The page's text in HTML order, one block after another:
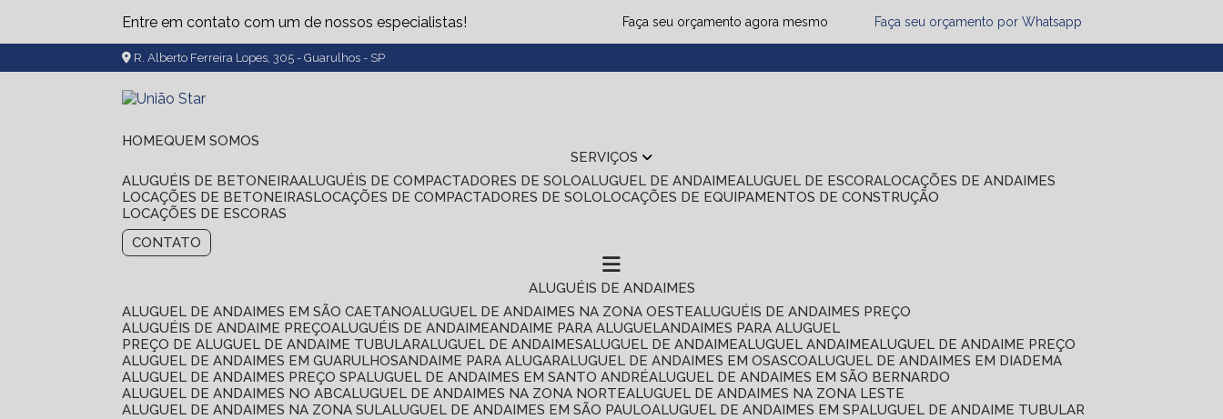
Entre em contato com um de nossos especialistas! Faça seu orçamento agora mesmo Faça seu orçamento por Whatsapp
R. Alberto Ferreira Lopes, 305 - Guarulhos - SP
HOME
QUEM SOMOS
SERVIÇOS
ALUGUÉIS DE BETONEIRA ALUGUÉIS DE COMPACTADORES DE SOLO ALUGUEL DE ANDAIME ALUGUEL DE ESCORA LOCAÇÕES DE ANDAIMES
LOCAÇÕES DE BETONEIRAS LOCAÇÕES DE COMPACTADORES DE SOLO LOCAÇÕES DE EQUIPAMENTOS DE CONSTRUÇÃO
LOCAÇÕES DE ESCORAS
CONTATO
ALUGUÉIS DE ANDAIMES
ALUGUEL DE ANDAIMES EM SÃO CAETANO ALUGUEL DE ANDAIMES NA ZONA OESTE ALUGUÉIS DE ANDAIMES PREÇO
ALUGUÉIS DE ANDAIME PREÇO ALUGUÉIS DE ANDAIME ANDAIME PARA ALUGUEL ANDAIMES PARA ALUGUEL
PREÇO DE ALUGUEL DE ANDAIME TUBULAR ALUGUEL DE ANDAIMES ALUGUEL DE ANDAIME ALUGUEL ANDAIME ALUGUEL DE ANDAIME PREÇO
ALUGUEL DE ANDAIMES EM GUARULHOS ANDAIME PARA ALUGAR ALUGUEL DE ANDAIMES EM OSASCO ALUGUEL DE ANDAIMES EM DIADEMA
ALUGUEL DE ANDAIMES PREÇO SP ALUGUEL DE ANDAIMES EM SANTO ANDRÉ ALUGUEL DE ANDAIMES EM SÃO BERNARDO
ALUGUEL DE ANDAIMES NO ABC ALUGUEL DE ANDAIMES NA ZONA NORTE ALUGUEL DE ANDAIMES NA ZONA LESTE
ALUGUEL DE ANDAIMES NA ZONA SUL ALUGUEL DE ANDAIMES EM SÃO PAULO ALUGUEL DE ANDAIMES EM SP ALUGUEL DE ANDAIME TUBULAR